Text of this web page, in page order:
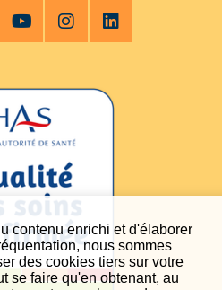
contenu enrichi et d'élaborer
nous sommes
des cookies tiers sur votre
se faire qu'en obtenant, au